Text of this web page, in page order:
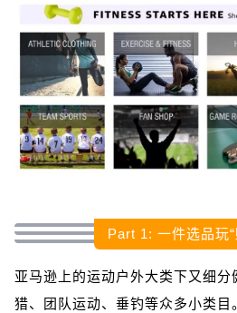
Part 1: 一件选品玩“
亚马逊上的运动户外大类下又细
猎、团队运动、垂钓等众多小类